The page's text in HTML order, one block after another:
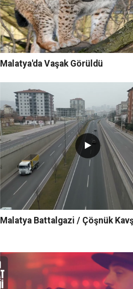
Malatya'da Vaşak Görüldü
Malatya Battalgazi / Çöşnük